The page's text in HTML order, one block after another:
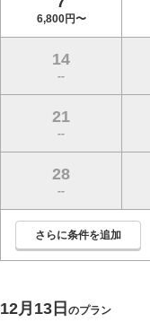
6,800円〜
14
--
21
--
28
--
さらに条件を追加
12月13日 のプラン